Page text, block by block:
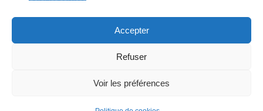
Accepter
Refuser
Voir les préférences
ne saurait être engagée. Il appartient au visiteur de suivre
les règles de sécurité en vigueur.
Contact
Politique de cookies (UE)